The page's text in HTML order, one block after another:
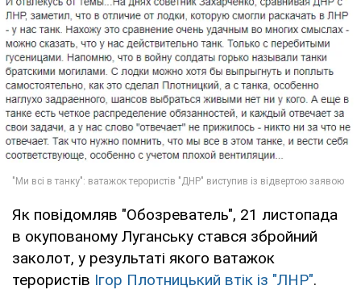
Як повідомляв "Обозреватель", 21 листопада
в окупованому Луганську стався збройний
заколот, у результаті якого ватажок
терористів Ігор Плотницький втік із "ЛНР".